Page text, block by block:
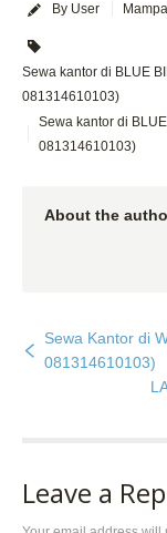
By User
Sewa kantor di BLUE
081314610103)
Sewa kantor di
081314610103)
About the
Sewa Kantor di
081314610103)
Leave a